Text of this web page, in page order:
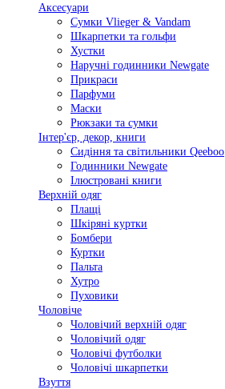
Аксесуари
Сумки Vlieger & Vandam
Шкарпетки та гольфи
Хустки
Наручні годинники Newgate
Прикраси
Парфуми
Маски
Рюкзаки та сумки
Інтер'єр, декор, книги
Сидіння та світильники Qeeboo
Годинники Newgate
Ілюстровані книги
Верхній одяг
Плащі
Шкіряні куртки
Бомбери
Куртки
Пальта
Хутро
Пуховики
Чоловіче
Чоловічий верхній одяг
Чоловічий одяг
Чоловічі футболки
Чоловічі шкарпетки
Взуття